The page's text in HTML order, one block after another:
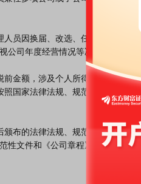
公司年度经营情况等决定，实际支
性文件和《公司章程》等规定执行。